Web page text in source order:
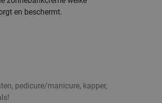
en beschermt.
pedicure/manicure, kapper,